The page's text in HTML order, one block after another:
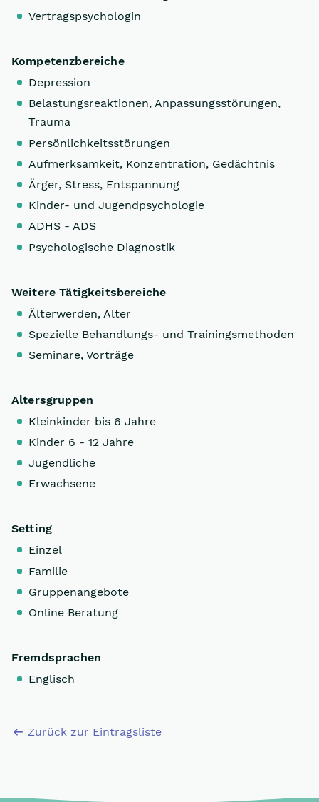
Vertragspsychologin
Kompetenzbereiche
Depression
Belastungsreaktionen, Anpassungsstörungen,
Trauma
Persönlichkeitsstörungen
Aufmerksamkeit, Konzentration, Gedächtnis
Ärger, Stress, Entspannung
Kinder- und Jugendpsychologie
ADHS - ADS
Psychologische Diagnostik
Weitere Tätigkeitsbereiche
Älterwerden, Alter
Spezielle Behandlungs- und Trainingsmethoden
Seminare, Vorträge
Altersgruppen
Kleinkinder bis 6 Jahre
Kinder 6 - 12 Jahre
Jugendliche
Erwachsene
Setting
Einzel
Familie
Gruppenangebote
Online Beratung
Fremdsprachen
Englisch
Zurück zur Eintragsliste